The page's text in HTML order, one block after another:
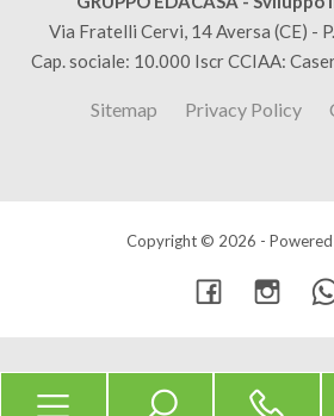
Via Fratelli Cervi, 14 Aversa (CE) -
Cap. sociale: 10.000 Iscr CCIAA:
Sitemap Privacy Policy
Copyright © 2026 -